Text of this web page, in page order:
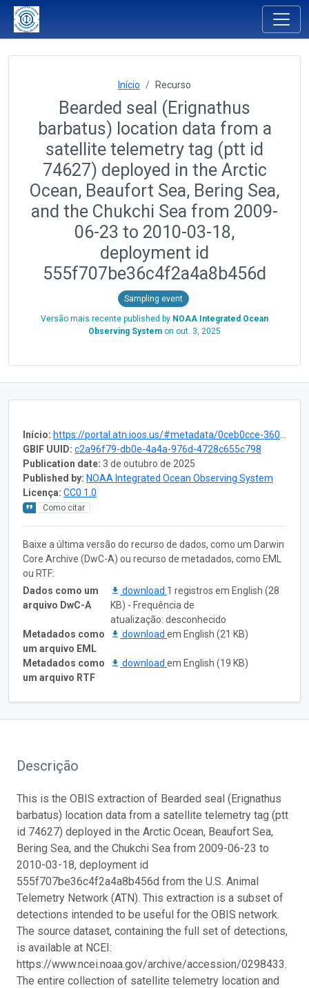
Início Recurso
Bearded seal (Erignathus
barbatus) location data from a
satellite telemetry tag (ptt id
74627) deployed in the Arctic
Ocean, Beaufort Sea, Bering Sea,
and the Chukchi Sea from 2009-
06-23 to 2010-03-18,
deployment id
555f707be36c4f2a4a8b456d
Sampling event
Versão mais recente published by NOAA Integrated Ocean
Observing System on out. 3, 2025
Início: https://portal.atn.ioos.us/#metadata/0ceb0cce-3602-4a4f-a5cc-b6dc365c2239/project
GBIF UUID: c2a96f79-db0e-4a4a-976d-4728c655c798
Publication date: 3 de outubro de 2025
Published by: NOAA Integrated Ocean Observing System
Licença: CC0 1.0
Como citar
Baixe a última versão do recurso de dados, como um Darwin
Core Archive (DwC-A) ou recurso de metadados, como EML
ou RTF:
Dados como um
arquivo DwC-A
download 1 registros em English (28
KB) - Frequência de
atualização: desconhecido
Metadados como
um arquivo EML
download em English (21 KB)
Metadados como
um arquivo RTF
download em English (19 KB)
Descrição
This is the OBIS extraction of Bearded seal (Erignathus
barbatus) location data from a satellite telemetry tag (ptt
id 74627) deployed in the Arctic Ocean, Beaufort Sea,
Bering Sea, and the Chukchi Sea from 2009-06-23 to
2010-03-18, deployment id
555f707be36c4f2a4a8b456d from the U.S. Animal
Telemetry Network (ATN). This extraction is a subset of
detections intended to be useful for the OBIS network.
The source dataset, containing the full set of detections,
is available at NCEI:
https://www.ncei.noaa.gov/archive/accession/0298433.
The entire collection of satellite telemetry location and